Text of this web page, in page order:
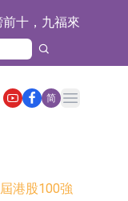
前十，九福來
天瑞汽車内飾
十，佳明集
，拿森
屏核心功能
獲批上市26
際控制關系
简
main menu
港股100強